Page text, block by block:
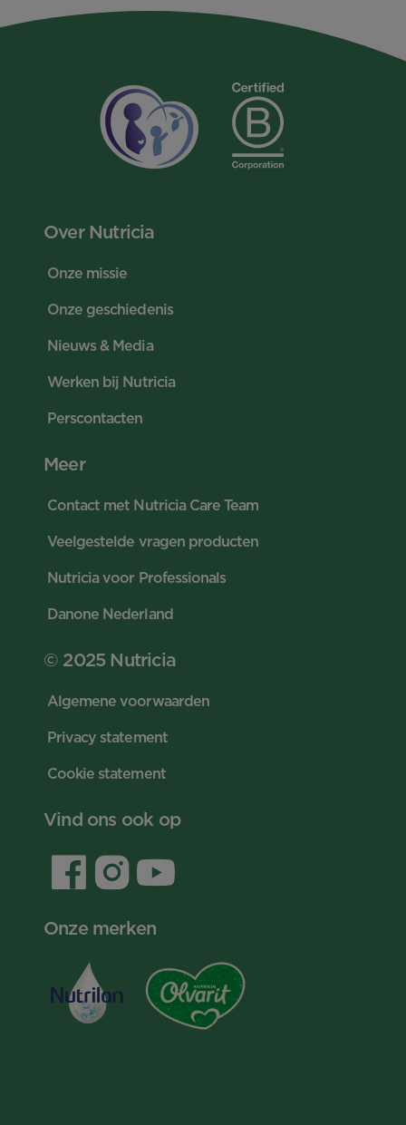
Over Nutricia
Onze missie
Onze geschiedenis
Nieuws & Media
Werken bij Nutricia
Perscontacten
Meer
Contact met Nutricia Care Team
Veelgestelde vragen producten
Nutricia voor Professionals
Danone Nederland
© 2025 Nutricia
Algemene voorwaarden
Privacy statement
Cookie statement
Vind ons ook op
Onze merken